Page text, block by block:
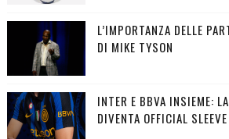
L’IMPORTANZA DELLE
DI MIKE TYSON
INTER E BBVA INSIEME:
DIVENTA OFFICIAL